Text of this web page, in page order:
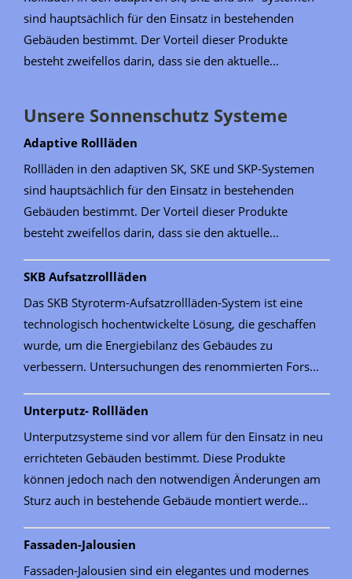
sind hauptsächlich für den Einsatz in bestehenden
Gebäuden bestimmt. Der Vorteil dieser Produkte
besteht zweifellos darin, dass sie den aktuelle...
Unsere Sonnenschutz Systeme
Adaptive Rollläden
Rollläden in den adaptiven SK, SKE und SKP-Systemen
sind hauptsächlich für den Einsatz in bestehenden
Gebäuden bestimmt. Der Vorteil dieser Produkte
besteht zweifellos darin, dass sie den aktuelle...
SKB Aufsatzrollläden
Das SKB Styroterm-Aufsatzrollläden-System ist eine
technologisch hochentwickelte Lösung, die geschaffen
wurde, um die Energiebilanz des Gebäudes zu
verbessern. Untersuchungen des renommierten Fors...
Unterputz- Rollläden
Unterputzsysteme sind vor allem für den Einsatz in neu
errichteten Gebäuden bestimmt. Diese Produkte
können jedoch nach den notwendigen Änderungen am
Sturz auch in bestehende Gebäude montiert werde...
Fassaden-Jalousien
Fassaden-Jalousien sind ein elegantes und modernes